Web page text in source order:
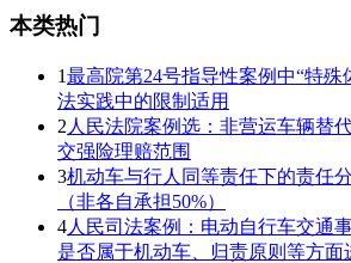
本类热门
1最高院第24号指导性案例中“特殊
法实践中的限制适用
2 人民法院案例选：非营运车辆替
交强险理赔范围
3机动车与行人同等责任下的责任
（非各自承担50%）
4人民司法案例：电动自行车交通
是否属于机动车、归责原则等方面